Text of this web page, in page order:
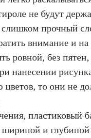
не будут
прочный
внимание и
ровной, без пятен,
нанесении
цветов, то они не
пластиковый
и глубиной